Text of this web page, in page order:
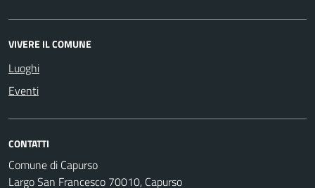
VIVERE IL COMUNE
Luoghi
Eventi
CONTATTI
Comune di Capurso
Largo San Francesco 70010, Capurso